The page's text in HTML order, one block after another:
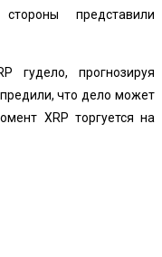
представили
гудело, прогнозируя
что дело может
XRP торгуется на